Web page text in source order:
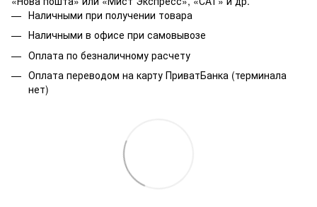
Наличными при получении товара
Наличными в офисе при самовывозе
Оплата по безналичному расчету
Оплата переводом на карту ПриватБанка (терминала
нет)